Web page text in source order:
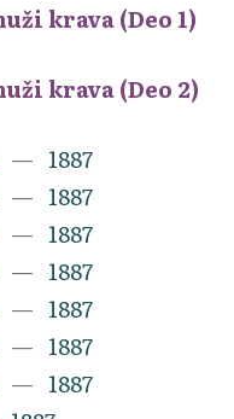
krava (Deo 1)
krava (Deo 2)
1887
1887
1887
1887
1887
1887
1887